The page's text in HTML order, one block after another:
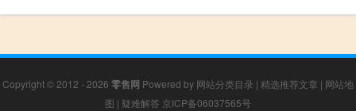
Copyright © 2012 - 2026 零售网 Powered by 网站分类目录 | 精选推荐文章 | 网站地
图 | 疑难解答 京ICP备06037565号